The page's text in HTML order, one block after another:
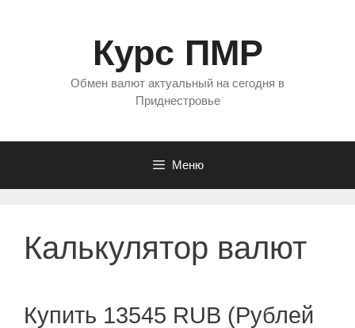
Курс ПМР
Обмен валют актуальный на сегодня в
Приднестровье
Меню
Калькулятор валют
Купить 13545 RUB (Рублей